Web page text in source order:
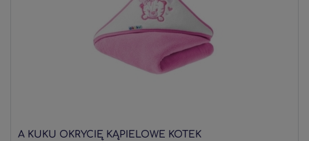
A KUKU OKRYCIĘ KĄPIELOWE KOTEK